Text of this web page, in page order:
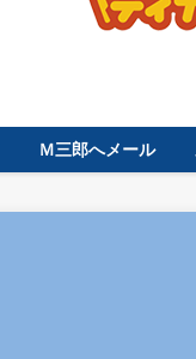
Ｍ三郎へメール